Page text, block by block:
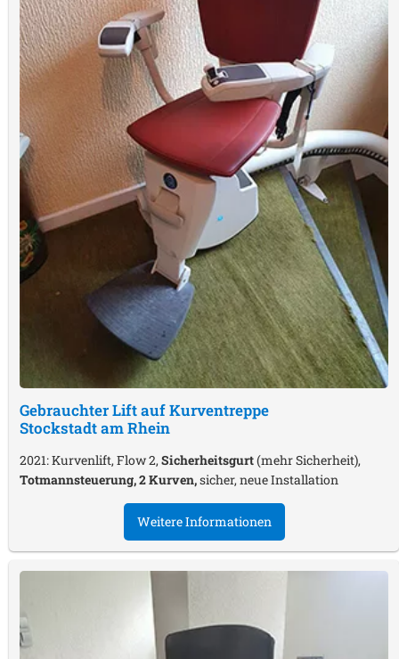
Gebrauchter Lift auf Kurventreppe
Stockstadt am Rhein
2021: Kurvenlift, Flow 2, Sicherheitsgurt(mehr Sicherheit),
Totmannsteuerung, 2 Kurven,sicher, neue Installation
Weitere Informationen